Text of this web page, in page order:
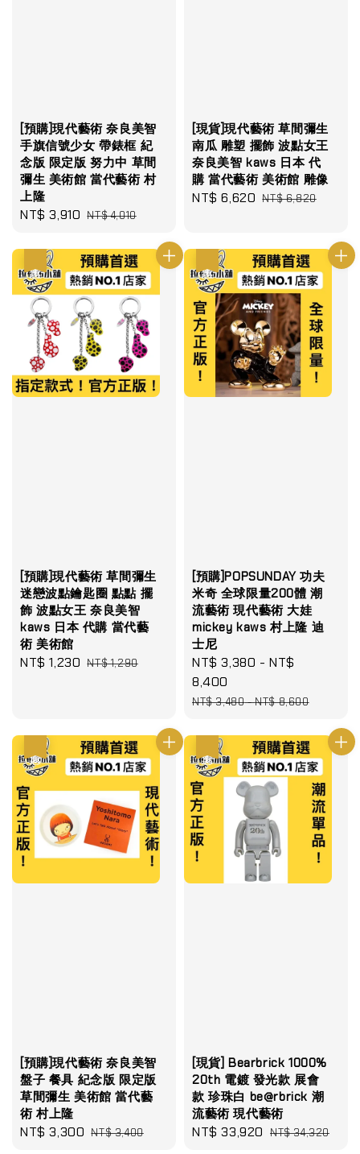
[預購]現代藝術 奈良美智
手旗信號少女 帶錶框 紀
念版 限定版 努力中 草間
彌生 美術館 當代藝術 村
上隆
Sale
NT$ 3,910 Regular
NT$ 4,010
[現貨]現代藝術 草間彌生
南瓜 雕塑 擺飾 波點女王
奈良美智 kaws 日本 代
購 當代藝術 美術館 雕像
Sale
NT$ 6,620 Regular
NT$ 6,820
[預購]現代藝術 草間彌生
迷戀波點鑰匙圈 點點 擺
飾 波點女王 奈良美智
kaws 日本 代購 當代藝
術 美術館
Sale
NT$ 1,230 Regular
NT$ 1,290
[預購]POPSUNDAY 功夫
米奇 全球限量200體 潮
流藝術 現代藝術 大娃
mickey kaws 村上隆 迪
士尼
Sale
price
NT$ 3,380 -NT$
8,400
Regular
NT$ 3,480-NT$ 8,600
[預購]現代藝術 奈良美智
盤子 餐具 紀念版 限定版
草間彌生 美術館 當代藝
術 村上隆
Sale
NT$ 3,300 Regular
NT$ 3,400
[現貨] Bearbrick 1000%
20th 電鍍 發光款 展會
款 珍珠白 be@rbrick 潮
流藝術 現代藝術
Sale
NT$ 33,920 Regular
NT$ 34,320